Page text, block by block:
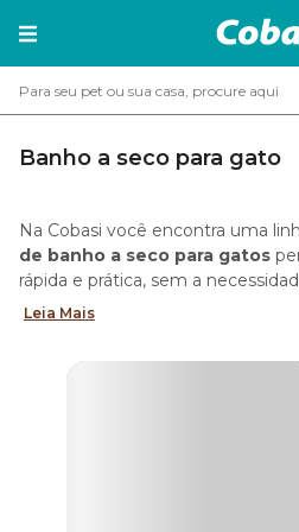
Banho a seco para gato
Na Cobasi você encontra uma
de banho a seco para gatos
rápida e prática, sem a
soluções especialmente
Leia Mais